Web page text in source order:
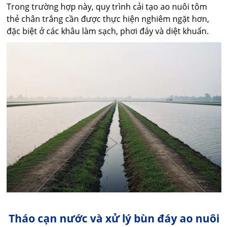
Trong trường hợp này, quy trình cải tạo ao nuôi tôm
thẻ chân trắng cần được thực hiện nghiêm ngặt hơn,
đặc biệt ở các khâu làm sạch, phơi đáy và diệt khuẩn.
Tháo cạn nước và xử lý bùn đáy ao nuôi